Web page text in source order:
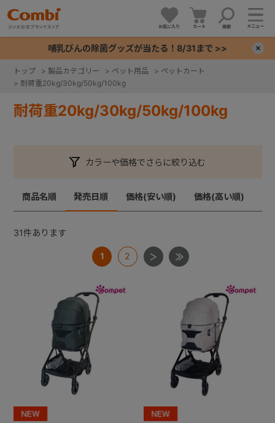
お気に入り カート 検索 メニュー
哺乳びんの除菌グッズが当たる！8/31まで >>
トップ > 製品カテゴリー > ペット用品 > ペットカート
> 耐荷重20kg/30kg/50kg/100kg
耐荷重20kg/30kg/50kg/100kg
カラーや価格でさらに絞り込む
商品名順 発売日順 価格(安い順) 価格(高い順)
31件あります
1 2